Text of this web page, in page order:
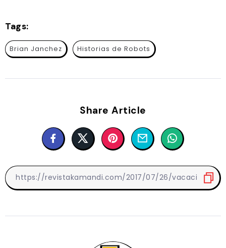
Tags:
Brian Janchez Historias de Robots
Share Article